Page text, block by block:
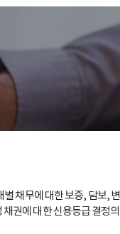
채무에 대한 보증, 담보,
권에 대한 신용등급 결정